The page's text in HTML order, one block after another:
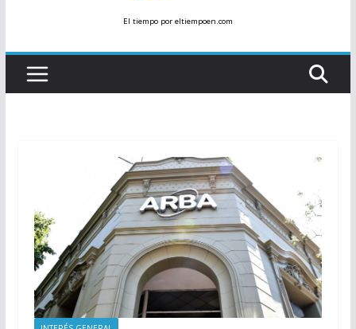
El tiempopor eltiempoen.com